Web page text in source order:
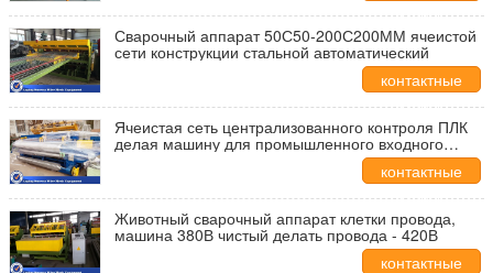
данные
Сварочный аппарат 50С50-200С200ММ ячеистой
сети конструкции стальной автоматический
контактные
данные
Ячеистая сеть централизованного контроля ПЛК
делая машину для промышленного входного
контактные
данные
Животный сварочный аппарат клетки провода,
машина 380В чистый делать провода - 420В
контактные